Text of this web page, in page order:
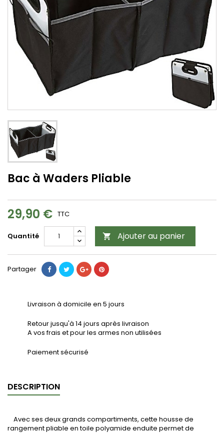
Bac à Waders Pliable
29,90 € TTC
Quantité  Ajouter au panier
Partager
Livraison à domicile en 5 jours
Retour jusqu'à 14 jours après livraison
A vos frais et pour les armes non utilisées
Paiement sécurisé
DESCRIPTION
Avec ses deux grands compartiments, cette housse de
rangement pliable en toile polyamide enduite permet de